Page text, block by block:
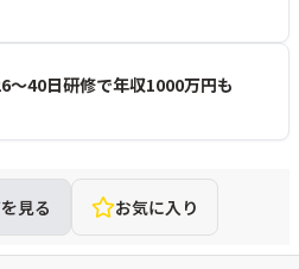
〜40日研修で年収1000万円も
見る お気に入り